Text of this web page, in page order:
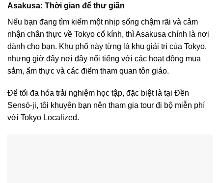
Asakusa: Thời gian để thư giãn
Nếu bạn đang tìm kiếm một nhịp sống chậm rãi và cảm
nhận chân thực về Tokyo cổ kính, thì Asakusa chính là nơi
dành cho bạn. Khu phố này từng là khu giải trí của Tokyo,
nhưng giờ đây nơi đây nổi tiếng với các hoạt động mua
sắm, ẩm thực và các điểm tham quan tôn giáo.
Để tối đa hóa trải nghiệm học tập, đặc biệt là tại Đền
Sensō-ji, tôi khuyên bạn nên tham gia tour đi bộ miễn phí
với Tokyo Localized.